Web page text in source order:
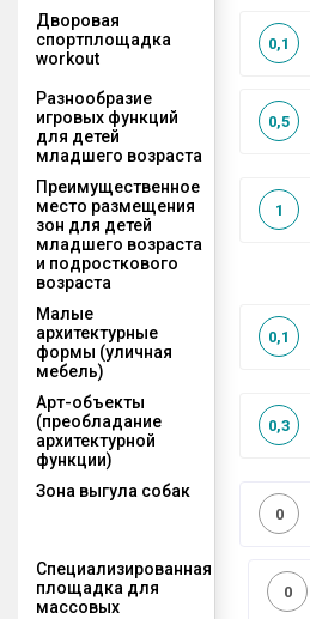
Дворовая
спортплощадка
workout
0,1
Разнообразие
игровых функций
для детей
младшего возраста
0,5
Преимущественное
место размещения
зон для детей
младшего возраста
и подросткового
возраста
1
Малые
архитектурные
формы (уличная
мебель)
0,1
Арт-объекты
(преобладание
архитектурной
функции)
0,3
Зона выгула собак
0
Специализированная
площадка для
массовых
0